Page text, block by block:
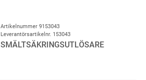
Artikelnummer 9153043
Leverantörsartikelnr. 153043
SMÄLTSÄKRINGSUTLÖSARE